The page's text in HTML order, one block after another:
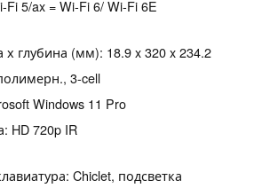
Fi 5/ax = Wi-Fi 6/ Wi-Fi 6E
глубина (мм): 18.9 x 320 x 234.2
3-cell
Windows 11 Pro
HD 720p IR
Chiclet, подсветка